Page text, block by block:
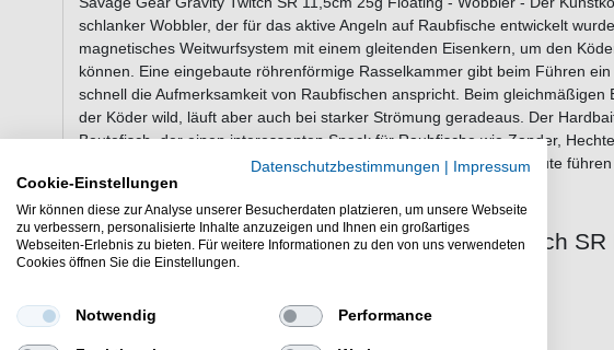
schlanker Wobbler, der für das aktive Angeln auf Raubfische entwickelt
magnetisches Weitwurfsystem mit einem gleitenden Eisenkern, um den
können. Eine eingebaute röhrenförmige Rasselkammer gibt beim Führen
schnell die Aufmerksamkeit von Raubfischen anspricht. Beim gleichmäßigen
der Köder wild, läuft aber auch bei starker Strömung geradeaus. Der
Beutefisch, der einen interessanten Snack für Raubfische wie Zander,
Er kann sich sehr gut mit der Spinnrute oder auch mit der Baitcastrute führen
Eigenschaften der Savage Gear Gravity Twitch
Wobbler zum Fischen auf Zander & Co
Gewicht: 25g
Schwimmtiefe: 0,5-1,5m
Datenschutzbestimmungen | Impressum
Cookie-Einstellungen
Wir können diese zur Analyse unserer Besucherdaten platzieren, um unsere Webseite
zu verbessern, personalisierte Inhalte anzuzeigen und Ihnen ein großartiges
Webseiten-Erlebnis zu bieten. Für weitere Informationen zu den von uns verwendeten
Cookies öffnen Sie die Einstellungen.
Notwendig Performance